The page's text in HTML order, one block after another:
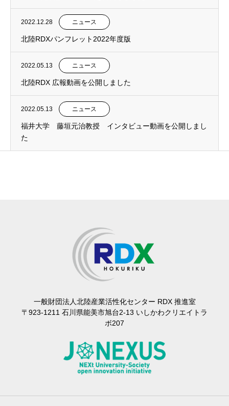
2022.12.28 ニュース
北陸RDXパンフレット2022年度版
2022.05.13 ニュース
北陸RDX 広報動画を公開しました
2022.05.13 ニュース
福井大学 藤垣元治教授 インタビュー動画を公開しまし
た
⼀般財団法⼈北陸産業活性化センター RDX 推進室
〒923-1211 石川県能美市旭台2-13 いしかわクリエイトラ
ボ207